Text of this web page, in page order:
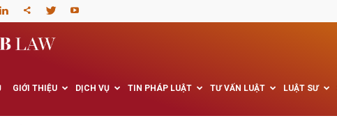
phòng
GIỚI THIỆU DỊCH VỤ TIN PHÁP LUẬT TƯ VẤN LUẬT LUẬT SƯ